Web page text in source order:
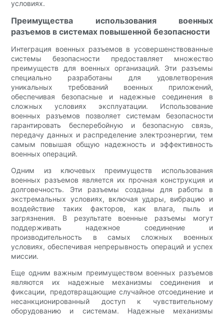
условиях.
Преимущества использования военных
разъемов в системах повышенной безопасности
Интеграция военных разъемов в усовершенствованные
системы безопасности предоставляет множество
преимуществ для военных организаций. Эти разъемы
специально разработаны для удовлетворения
уникальных требований военных приложений,
обеспечивая безопасные и надежные соединения в
сложных условиях эксплуатации. Использование
военных разъемов позволяет системам безопасности
гарантировать бесперебойную и безопасную связь,
передачу данных и распределение электроэнергии, тем
самым повышая общую надежность и эффективность
военных операций.
Одним из ключевых преимуществ использования
военных разъемов является их прочная конструкция и
долговечность. Эти разъемы созданы для работы в
экстремальных условиях, включая удары, вибрацию и
воздействие таких факторов, как влага, пыль и
загрязнения. В результате военные разъемы могут
поддерживать надежное соединение и
производительность в самых сложных военных
условиях, обеспечивая непрерывность операций и успех
миссии.
Еще одним важным преимуществом военных разъемов
являются их надежные механизмы соединения и
фиксации, предотвращающие случайное отсоединение и
несанкционированный доступ к чувствительному
оборудованию и системам. Надежные механизмы